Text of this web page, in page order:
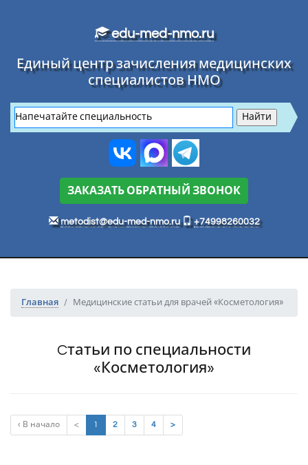
edu-med-nmo.ru
Единый центр зачисления медицинских
специалистов НМО
ЗАКАЗАТЬ ОБРАТНЫЙ ЗВОНОК
metodist@edu-med-nmo.ru +74998260032
Главная Медицинские статьи для врачей «Косметология»
Cтатьи по специальности
«Косметология»
‹ В начало < 1 (current)
2 3 4 >